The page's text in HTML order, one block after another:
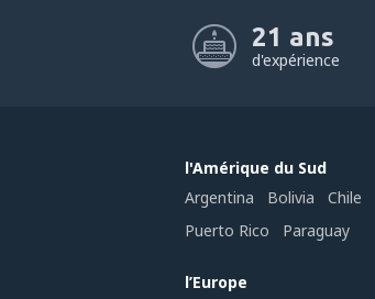
21 ans
d'expérience
l'Amérique du Sud
Argentina
Bolivia Chile
Puerto Rico
Paraguay
l’Europe